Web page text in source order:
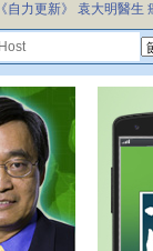
《自力更新》 袁大明醫生